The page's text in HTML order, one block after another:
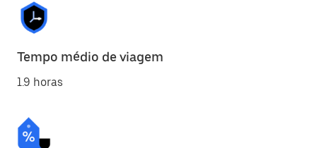
Tempo médio de viagem
1.9 horas